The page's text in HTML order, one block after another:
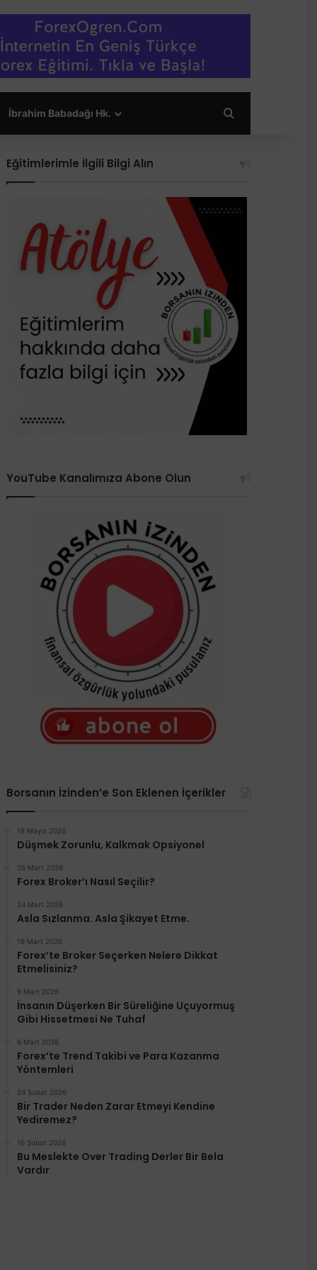
İbrahim Babadağı Hk.
Eğitimlerimle İlgili Bilgi Alın
YouTube Kanalımıza Abone Olun
Borsanın İzinden’e Son Eklenen İçerikler
18 Mayıs 2026
Düşmek Zorunlu, Kalkmak Opsiyonel
26 Mart 2026
Forex Broker’ı Nasıl Seçilir?
24 Mart 2026
Asla Sızlanma. Asla Şikayet Etme.
16 Mart 2026
Forex’te Broker Seçerken Nelere Dikkat
Etmelisiniz?
9 Mart 2026
İnsanın Düşerken Bir Süreliğine Uçuyormuş
Gibi Hissetmesi Ne Tuhaf
6 Mart 2026
Forex’te Trend Takibi ve Para Kazanma
Yöntemleri
24 Şubat 2026
Bir Trader Neden Zarar Etmeyi Kendine
Yediremez?
16 Şubat 2026
Bu Meslekte Over Trading Derler Bir Bela
Vardır